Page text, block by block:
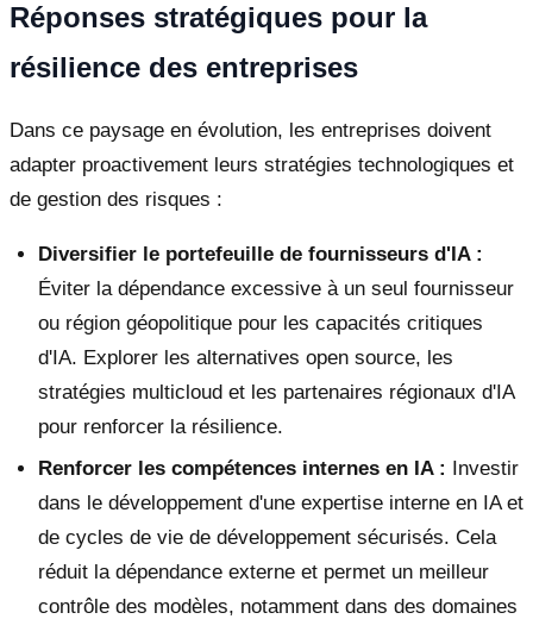
Réponses stratégiques pour la
résilience des entreprises
Dans ce paysage en évolution, les entreprises doivent
adapter proactivement leurs stratégies technologiques et
de gestion des risques :
Diversifier le portefeuille de fournisseurs d'IA :
Éviter la dépendance excessive à un seul fournisseur
ou région géopolitique pour les capacités critiques
d'IA. Explorer les alternatives open source, les
stratégies multicloud et les partenaires régionaux d'IA
pour renforcer la résilience.
Renforcer les compétences internes en IA : Investir
dans le développement d'une expertise interne en IA et
de cycles de vie de développement sécurisés. Cela
réduit la dépendance externe et permet un meilleur
contrôle des modèles, notamment dans des domaines